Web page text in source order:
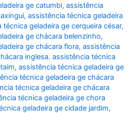
ge catumbi,assistência
,assistência técnica geladeira
geladeira ge cerqueira césar,
ge chácara belenzinho,
ge chácara flora,assistência
inglesa. assistência técnica
,assistência técnica geladeira ge
técnica geladeira ge chácara
técnica geladeira ge chácara
técnica geladeira ge chora
geladeira ge cidade jardim,